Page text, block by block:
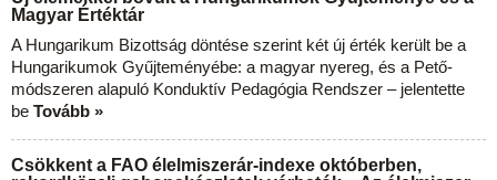
Magyar Értéktár
A Hungarikum Bizottság döntése szerint két új érték került be a
Hungarikumok Gyűjteményébe: a magyar nyereg, és a Pető-
módszeren alapuló Konduktív Pedagógia Rendszer – jelentette
be Tovább »
Csökkent a FAO élelmiszerár-indexe októberben,